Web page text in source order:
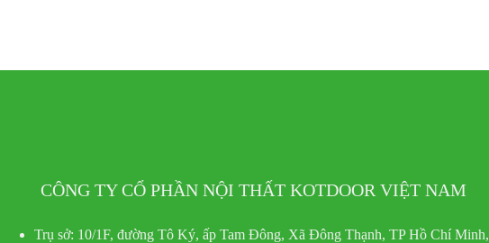
CÔNG TY CỔ PHẦN NỘI THẤT KOTDOOR VIỆT NAM
Trụ sở: 10/1F, đường Tô Ký, ấp Tam Đông, Xã Đông Thạnh, TP Hồ Chí Minh,